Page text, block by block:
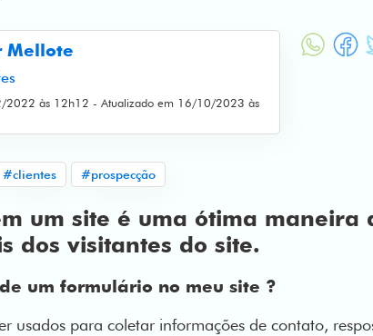
Mellote
2022 às 12h12 - Atualizado em 16/10/2023 às
#clientes #prospecção
um site é uma ótima maneira
dos visitantes do site.
um formulário no meu site ?
usados ​​para coletar informações de contato,